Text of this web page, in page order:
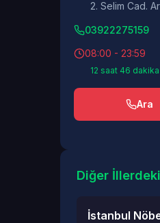
2. Selim Cad.
03922275159
08:00 - 23:59
12 saat 46
Ara
Diğer
İstanbul